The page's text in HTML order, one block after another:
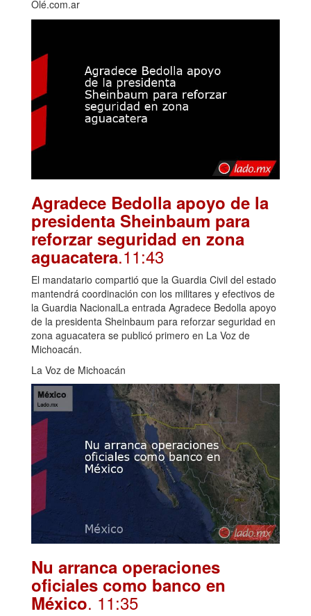
Olé.com.ar
Agradece Bedolla apoyo de la
presidenta Sheinbaum para
reforzar seguridad en zona
aguacatera.11:43
El mandatario compartió que la Guardia Civil del estado
mantendrá coordinación con los militares y efectivos de
la Guardia NacionalLa entrada Agradece Bedolla apoyo
de la presidenta Sheinbaum para reforzar seguridad en
zona aguacatera se publicó primero en La Voz de
Michoacán.
La Voz de Michoacán
Nu arranca operaciones
oficiales como banco en
México. 11:35